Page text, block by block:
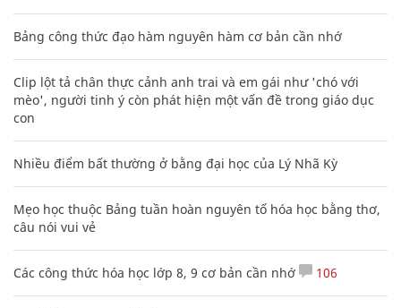
Bảng công thức đạo hàm nguyên hàm cơ bản cần nhớ
Clip lột tả chân thực cảnh anh trai và em gái như 'chó với
mèo', người tinh ý còn phát hiện một vấn đề trong giáo dục
con
Nhiều điểm bất thường ở bằng đại học của Lý Nhã Kỳ
Mẹo học thuộc Bảng tuần hoàn nguyên tố hóa học bằng thơ,
câu nói vui vẻ
Các công thức hóa học lớp 8, 9 cơ bản cần nhớ 106